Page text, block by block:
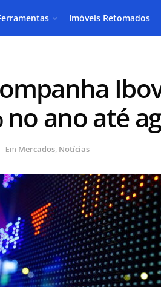
Imóveis Retomados
no ano até
Em Mercados, Notícias